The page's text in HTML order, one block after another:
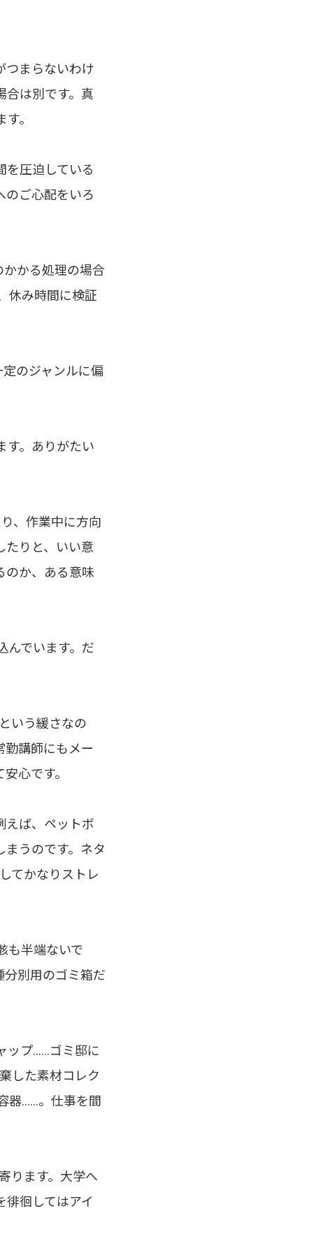
つまらないわけ
合は別です。真
。
を圧迫している
のご心配をいろ
かかる処理の場合
休み時間に検証
のジャンルに偏
す。ありがたい
、作業中に方向
たりと、いい意
のか、ある意味
んでいます。だ
いう緩さなの
勤講師にもメー
心です。
えば、ペットボ
まうのです。ネタ
てかなりストレ
も半端ないで
分別用のゴミ箱だ
ップ……ゴミ邸に
した素材コレク
器……。仕事を間
ります。大学へ
徘徊してはアイ